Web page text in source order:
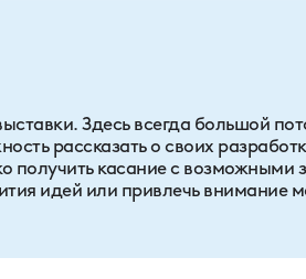
Здесь всегда большой
рассказать о своих
получить касание с возможными
идей или привлечь внимание